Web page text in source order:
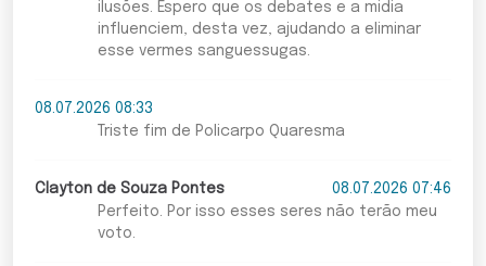
ilusões. Espero que os debates e a midia
influenciem, desta vez, ajudando a eliminar
esse vermes sanguessugas.
08.07.2026 08:33
Triste fim de Policarpo Quaresma
Clayton de Souza Pontes
08.07.2026 07:46
Perfeito. Por isso esses seres não terão meu
voto.